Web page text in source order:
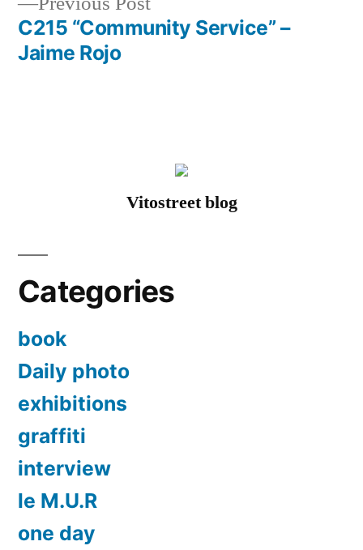
navigationpost:
C215 “Community Service” –
Jaime Rojo
Vitostreet blog
Categories
book
Daily photo
exhibitions
graffiti
interview
le M.U.R
one day